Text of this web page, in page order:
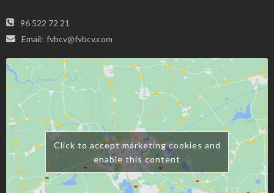
96 522 72 21
Email: fvbcv@fvbcv.com
Click to accept márketing cookies and
enable this content